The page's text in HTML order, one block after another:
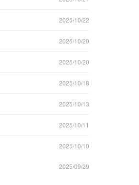
2025/10/22
2025/10/20
2025/10/20
2025/10/18
2025/10/13
2025/10/11
2025/10/10
2025/09/29